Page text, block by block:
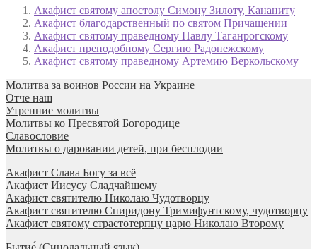
Акафист святому апостолу Симону Зилоту, Кананиту
Акафист благодарственный по святом Причащении
Акафист святому праведному Павлу Таганрогскому
Акафист преподобному Сергию Радонежскому
Акафист святому праведному Артемию Веркольскому
Молитва за воинов России на Украине
Отче наш
Утренние молитвы
Молитвы ко Пресвятой Богородице
Славословие
Молитвы о даровании детей, при бесплодии
Акафист Слава Богу за всё
Акафист Иисусу Сладчайшему
Акафист святителю Николаю Чудотворцу
Акафист святителю Спиридону Тримифунтскому, чудотворцу
Акафист святому страстотерпцу царю Николаю Второму